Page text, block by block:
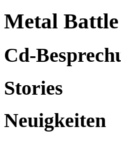
Metal Battle
Cd-
Stories
Neuigkeiten